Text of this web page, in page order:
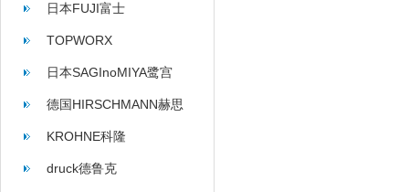
日本FUJI富士
TOPWORX
日本SAGInoMIYA鹭宫
德国HIRSCHMANN赫思
曼
KROHNE科隆
druck德鲁克